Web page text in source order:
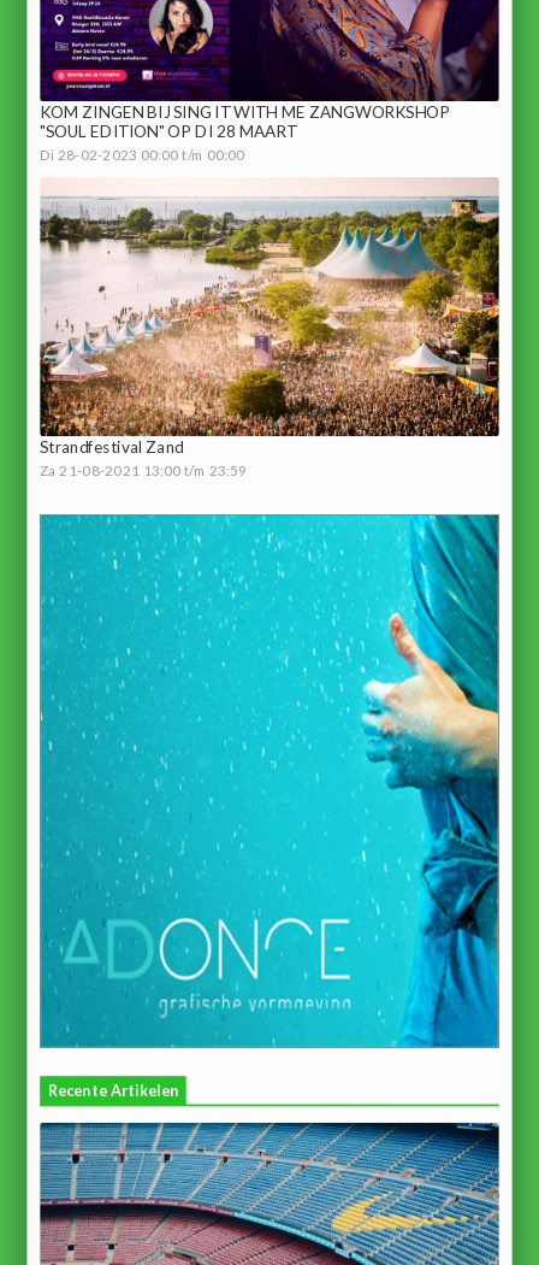
KOM ZINGEN BIJ SING IT WITH ME ZANGWORKSHOP
"SOUL EDITION" OP DI 28 MAART
Di 28-02-2023 00:00 t/m 00:00
Strandfestival Zand
Za 21-08-2021 13:00 t/m 23:59
Recente Artikelen